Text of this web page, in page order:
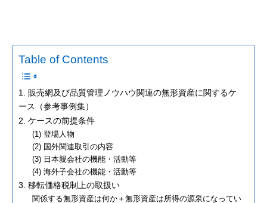
Table of Contents
1. 販売網及び品質管理ノウハウ関連の無形資産に関するケ
ース（参考事例集）
2. ケースの前提条件
(1) 登場人物
(2) 国外関連取引の内容
(3) 日本親会社の機能・活動等
(4) 海外子会社の機能・活動等
3. 移転価格税制上の取扱い
関係する無形資産は何か＋無形資産は所得の源泉になってい